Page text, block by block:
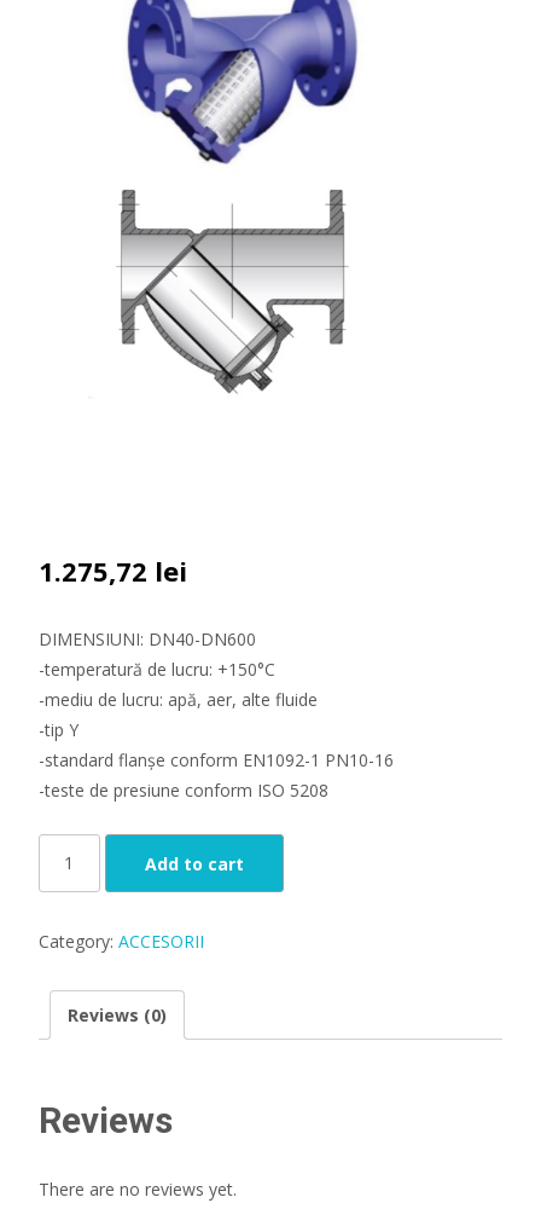
1.275,72 lei
DIMENSIUNI: DN40-DN600
-temperatură de lucru: +150°C
-mediu de lucru: apă, aer, alte fluide
-tip Y
-standard flanșe conform EN1092-1 PN10-16
-teste de presiune conform ISO 5208
PN
Add to cart
Category: ACCESORII
Reviews (0)
Reviews
There are no reviews yet.